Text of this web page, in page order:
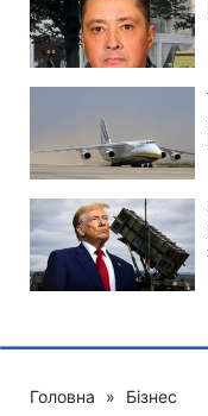
Головна » Бізнес